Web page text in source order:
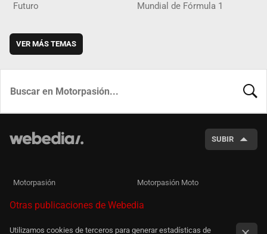
Futuro Mundial de Fórmula 1
VER MÁS TEMAS
SUBIR
Motorpasión Motorpasión Moto
Otras publicaciones de Webedia
Utilizamos cookies de terceros para generar estadísticas de